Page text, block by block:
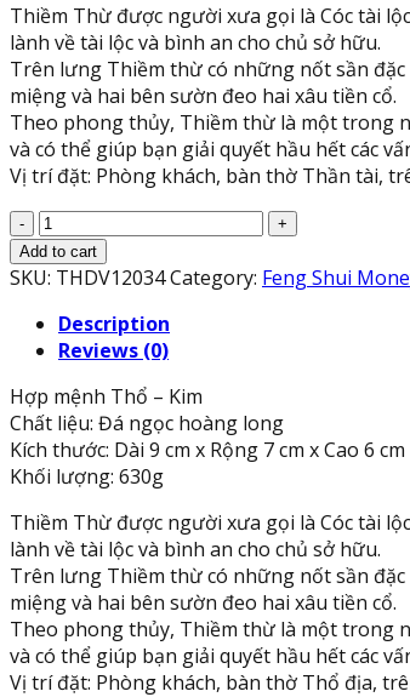
Thiềm Thừ được người xưa gọi là Cóc tài
lành về tài lộc và bình an cho chủ sở hữu.
Trên lưng Thiềm thừ có những nốt sần
miệng và hai bên sườn đeo hai xâu tiền cổ.
Theo phong thủy, Thiềm thừ là một trong
và có thể giúp bạn giải quyết hầu hết các
Vị trí đặt: Phòng khách, bàn thờ Thần tài,
Tượng
Cóc
Ba
Cóc
Ngậm
Thiềm
Thừ
phong
thủy
chiêu
tài
lộc
đá
ngọc
hoàng
long
Add to cart
SKU: THDV12034Category: Feng Shui
Description
Reviews (0)
Hợp mệnh Thổ – Kim
Chất liệu: Đá ngọc hoàng long
Kích thước: Dài 9 cm x Rộng 7 cm x Cao 6 cm
Khối lượng: 630g
Thiềm Thừ được người xưa gọi là Cóc tài
lành về tài lộc và bình an cho chủ sở hữu.
Trên lưng Thiềm thừ có những nốt sần
miệng và hai bên sườn đeo hai xâu tiền cổ.
Theo phong thủy, Thiềm thừ là một trong
và có thể giúp bạn giải quyết hầu hết các
Vị trí đặt: Phòng khách, bàn thờ Thổ địa,